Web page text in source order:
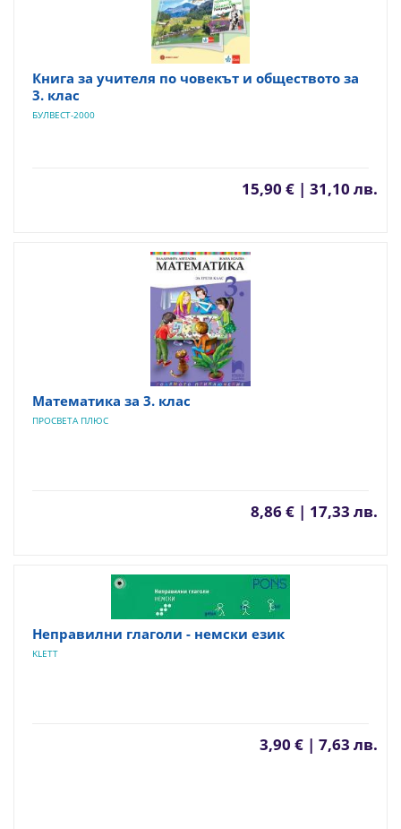
Книга за учителя по човекът и обществото за
3. клас
БУЛВЕСТ-2000
15,90 € | 31,10 лв.
Математика за 3. клас
ПРОСВЕТА ПЛЮС
8,86 € | 17,33 лв.
Неправилни глаголи - немски език
KLETT
3,90 € | 7,63 лв.